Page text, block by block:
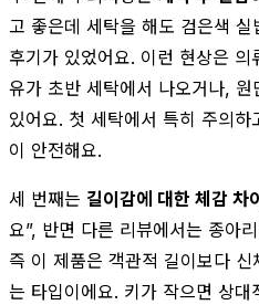
고 좋은데 세탁을 해도 검은색 실
후기가 있었어요. 이런 현상은
유가 초반 세탁에서 나오거나,
있어요. 첫 세탁에서 특히 주의
이 안전해요.
세 번째는 길이감에 대한 체감 차이
요”, 반면 다른 리뷰에서는 종아
즉 이 제품은 객관적 길이보다 신
는 타입이에요. 키가 작으면 상